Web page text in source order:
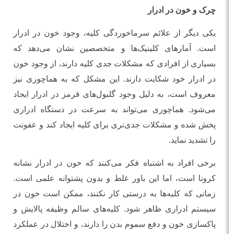
چرک و خون در ادرار
یکی دیگر از علائم سرماخوردگی کلیه، وجود خون در ادرار
است. آمارهای کلینیک‌ها و متخصصین نشان می‌دهد که
بسیاری از افرادی که مشکلات جدی کلیه دارند، از وجود خون
در ادرار خود شکایت دارند. این مشکل که به هماچوری نیز
معروف است، به دلیل وجود گلبول‌های قرمز در ادرار ایجاد
می‌شود. هماچوری می‌تواند به سرعت در دستگاه ادراری
پخش شده و مشکلات جدی‌تری برای کلیه ایجاد کند و عفونت
را تشدید نماید.
برخی افراد به اشتباه فکر می‌کنند که خون در ادرار نشانه
کرونا است، اما این باور غلط و بدون پشتوانه علمی است.
زمانی که کلیه‌ها به درستی کار نکنند، ممکن است خون در
سیستم ادراری ظاهر شود. کلیه‌های سالم وظیفه پالایش و
پاکسازی خون و دفع سموم بدن را دارند، و اختلال در عملکرد